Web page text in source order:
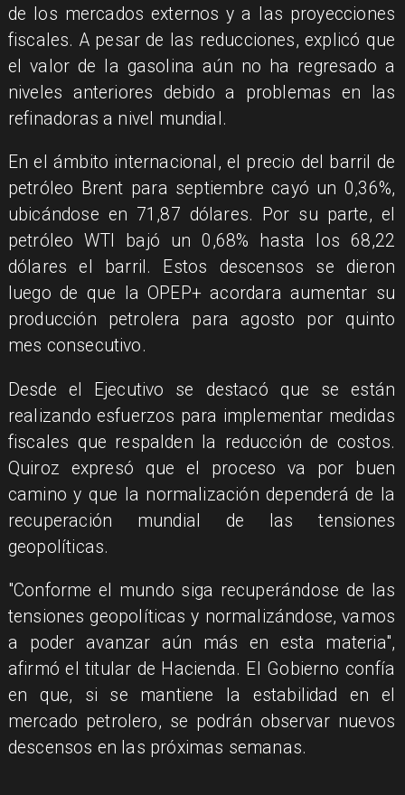
de los mercados externos y a las proyecciones
fiscales. A pesar de las reducciones, explicó que
el valor de la gasolina aún no ha regresado a
niveles anteriores debido a problemas en las
refinadoras a nivel mundial.
En el ámbito internacional, el precio del barril de
petróleo Brent para septiembre cayó un 0,36%,
ubicándose en 71,87 dólares. Por su parte, el
petróleo WTI bajó un 0,68% hasta los 68,22
dólares el barril. Estos descensos se dieron
luego de que la OPEP+ acordara aumentar su
producción petrolera para agosto por quinto
mes consecutivo.
Desde el Ejecutivo se destacó que se están
realizando esfuerzos para implementar medidas
fiscales que respalden la reducción de costos.
Quiroz expresó que el proceso va por buen
camino y que la normalización dependerá de la
recuperación mundial de las tensiones
geopolíticas.
"Conforme el mundo siga recuperándose de las
tensiones geopolíticas y normalizándose, vamos
a poder avanzar aún más en esta materia",
afirmó el titular de Hacienda. El Gobierno confía
en que, si se mantiene la estabilidad en el
mercado petrolero, se podrán observar nuevos
descensos en las próximas semanas.